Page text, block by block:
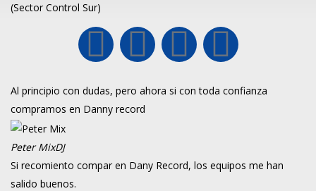
(Sector Control Sur)
Al principio con dudas, pero ahora si con toda confianza
compramos en Danny record
Peter MixDJ
Si recomiento compar en Dany Record, los equipos me han
salido buenos.